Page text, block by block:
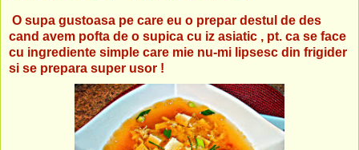
O supa gustoasa pe care eu o prepar destul de des
cand avem pofta de o supica cu iz asiatic , pt. ca se face
cu ingrediente simple care mie nu-mi lipsesc din frigider
si se prepara super usor !